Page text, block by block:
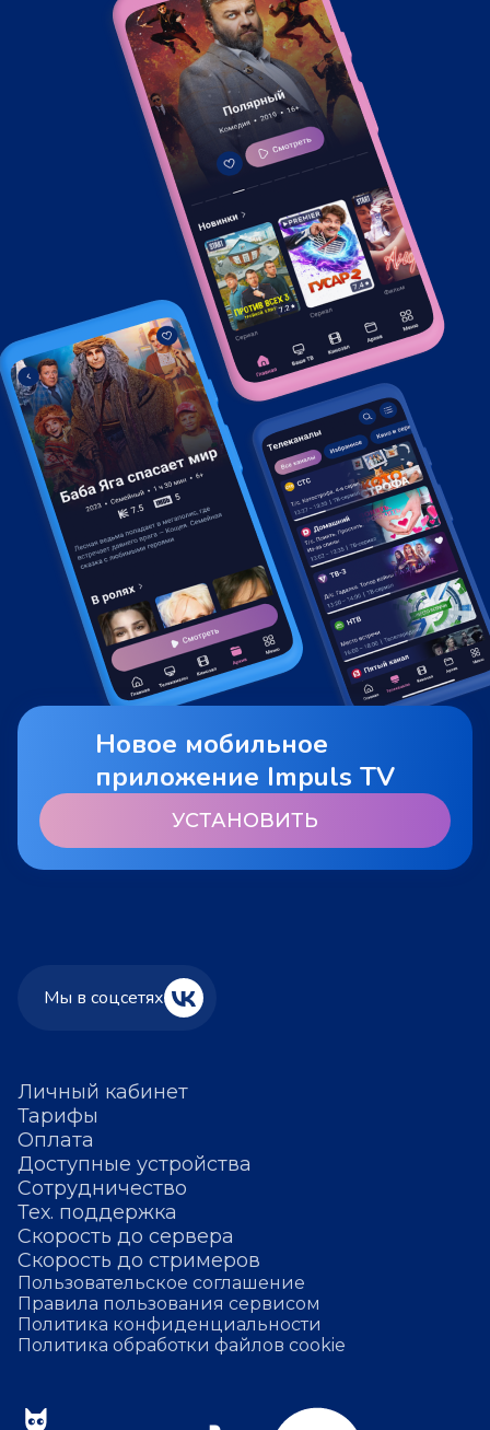
Новое мобильное
приложение Impuls TV
УСТАНОВИТЬ
Личный кабинет
Тарифы
Оплата
Доступные устройства
Сотрудничество
Тех. поддержка
Скорость до сервера
Скорость до стримеров
Пользовательское соглашение
Правила пользования сервисом
Политика конфиденциальности
Политика обработки файлов cookie
Мы в соцсетях